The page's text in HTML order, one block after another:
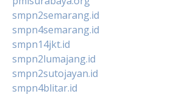
smpn2semarang.id
smpn4semarang.id
smpn14jkt.id
smpn2lumajang.id
smpn2sutojayan.id
smpn4blitar.id